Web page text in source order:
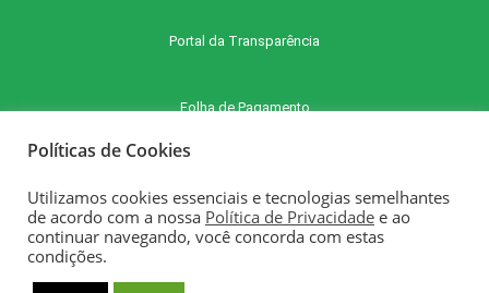
Portal da Transparência
Folha de Pagamento
E-SIC - Serviço Eletrônico de Informações ao Cidadão
Políticas de Cookies
Utilizamos cookies essenciais e tecnologias semelhantes
de acordo com a nossa Política de Privacidade e ao
continuar navegando, você concorda com estas
condições.